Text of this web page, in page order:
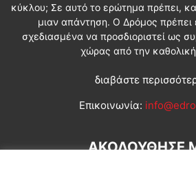
κύκλου; Σε αυτό το ερώτημα πρέπει,
μιαν απάντηση. Ο Δρόμος πρέπει
σχεδιασμένα να προσδιοριστεί ως
χώρας από την
διαβάστε
Επικοινωνία:
ΑΚΟΛΟΥΘΗΣΕ